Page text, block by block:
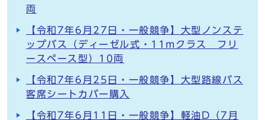
両
【令和7年6月27日・一般競争】大型ノンステ
ップバス（ディーゼル式・11mクラス フリ
ースペース型）10両
【令和7年6月25日・一般競争】大型路線バス
客席シートカバー購入
【令和7年6月11日・一般競争】軽油D（7月